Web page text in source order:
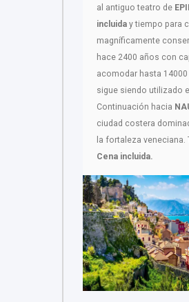
al antiguo teatro de
incluida y tiempo para
magníficamente
hace 2400 años con
acomodar hasta
sigue siendo utilizado
Continuación hacia
ciudad costera
la fortaleza veneciana.
Cena incluida.